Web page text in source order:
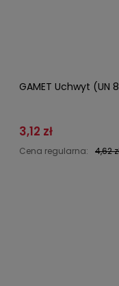
GAMET Uchwyt (UN
3,12 zł
Cena regularna: 4,62